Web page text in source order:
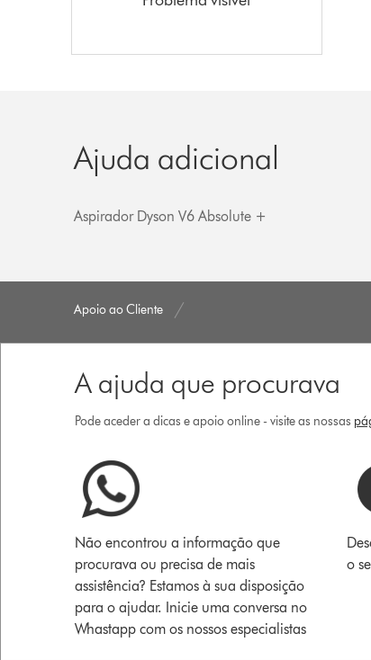
Ajuda adicional
Aspirador Dyson V6 Absolute +
Apoio ao Cliente
A ajuda que procurava
Pode aceder a dicas e apoio online - visite as nossas
Não encontrou a informação que
procurava ou precisa de mais
assistência? Estamos à sua disposição
para o ajudar. Inicie uma conversa no
Whastapp com os nossos especialistas
o